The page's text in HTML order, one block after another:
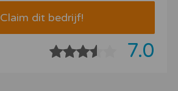
Claim dit bedrijf!
7.0